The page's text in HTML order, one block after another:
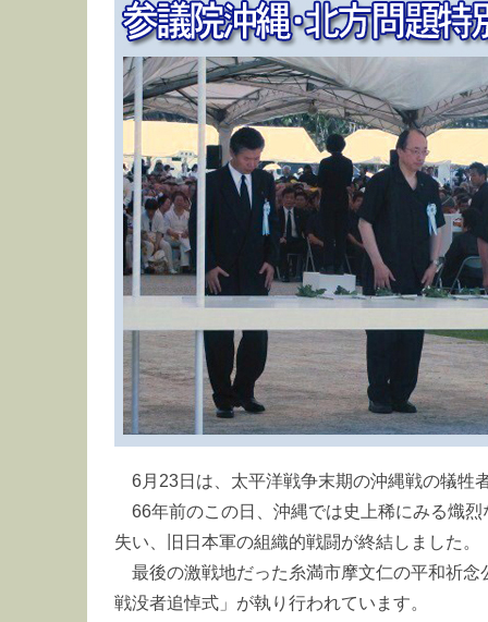
6月23日は、太平洋戦争末期の沖縄戦の犠牲
66年前のこの日、沖縄では史上稀にみる熾
失い、旧日本軍の組織的戦闘が終結しました。
最後の激戦地だった糸満市摩文仁の平和祈念
戦没者追悼式」が執り行われています。